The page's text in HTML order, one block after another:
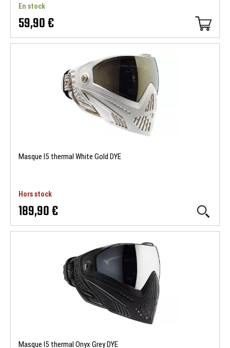
En stock
59,90 €
Masque I5 thermal White Gold DYE
Hors stock
189,90 €
Masque I5 thermal Onyx Grey DYE